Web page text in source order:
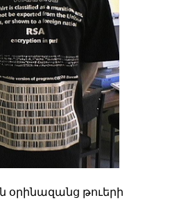
օրինազանց թուերի